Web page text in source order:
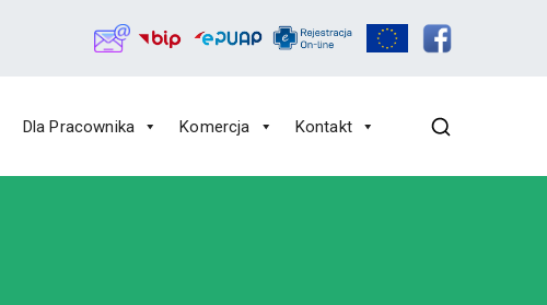
Dla Pracownika Komercja Kontakt